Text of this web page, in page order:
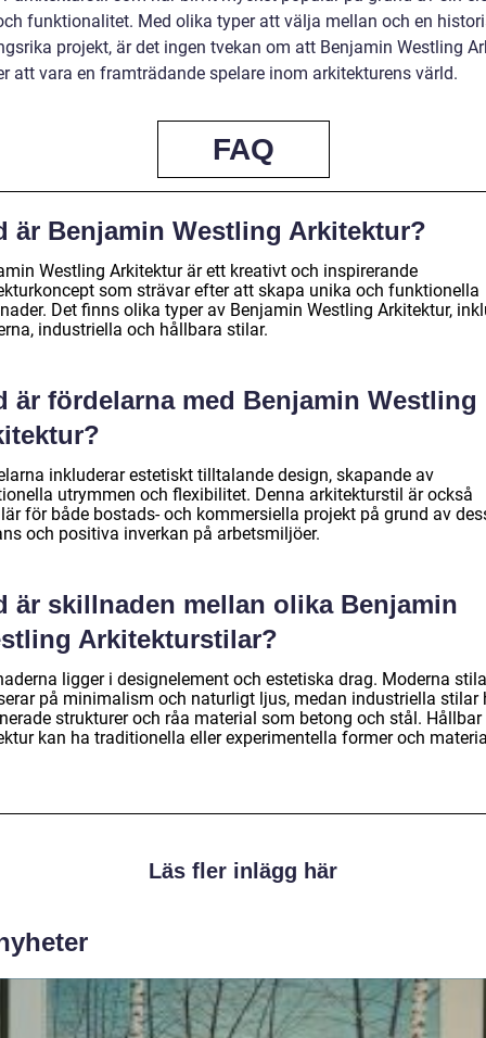
funktionalitet. Med olika typer att välja mellan och en
projekt, är det ingen tvekan om att Benjamin Westling
att vara en framträdande spelare inom arkitekturens värld.
FAQ
är Benjamin Westling Arkitektur?
Westling Arkitektur är ett kreativt och inspirerande
som strävar efter att skapa unika och funktionella
Det finns olika typer av Benjamin Westling Arkitektur,
industriella och hållbara stilar.
är fördelarna med Benjamin Westling
inkluderar estetiskt tilltalande design, skapande av
utrymmen och flexibilitet. Denna arkitekturstil är också
för både bostads- och kommersiella projekt på grund av
och positiva inverkan på arbetsmiljöer.
är skillnaden mellan olika Benjamin
Arkitekturstilar?
ligger i designelement och estetiska drag. Moderna
på minimalism och naturligt ljus, medan industriella stilar
strukturer och råa material som betong och stål. Hållbar
kan ha traditionella eller experimentella former och
Läs fler inlägg här